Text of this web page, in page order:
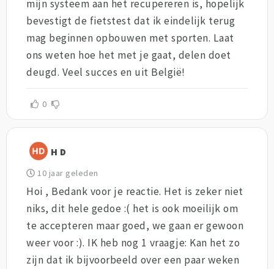
mijn systeem aan het recupereren is, hopelijk
bevestigt de fietstest dat ik eindelijk terug
mag beginnen opbouwen met sporten. Laat
ons weten hoe het met je gaat, delen doet
deugd. Veel succes en uit België!
0
H D
10 jaar geleden
Hoi , Bedank voor je reactie. Het is zeker niet
niks, dit hele gedoe :( het is ook moeilijk om
te accepteren maar goed, we gaan er gewoon
weer voor :). IK heb nog 1 vraagje: Kan het zo
zijn dat ik bijvoorbeeld over een paar weken